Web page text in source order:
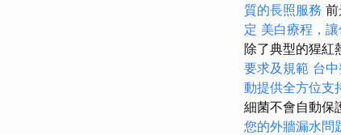
質的長照服務
定 美白療程，
除了典型的猩紅
要求及規範 台
動提供全方位支
細菌不會自動保
您的外牆漏水問